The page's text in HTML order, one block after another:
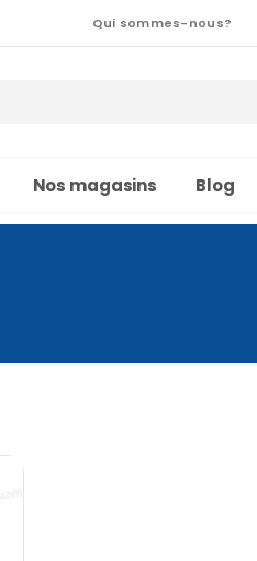
Qui sommes-nous?
Nos magasins Blog